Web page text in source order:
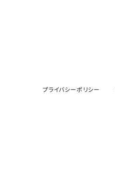
プライバシーポリシー